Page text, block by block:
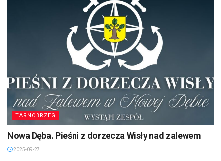
TARNOBRZEG
Nowa Dęba. Pieśni z dorzecza Wisły nad zalewem
2025-09-27